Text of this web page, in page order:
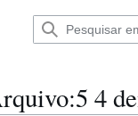
4